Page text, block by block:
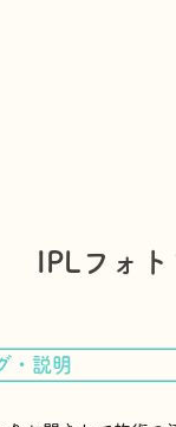
IPLフォ
・説明